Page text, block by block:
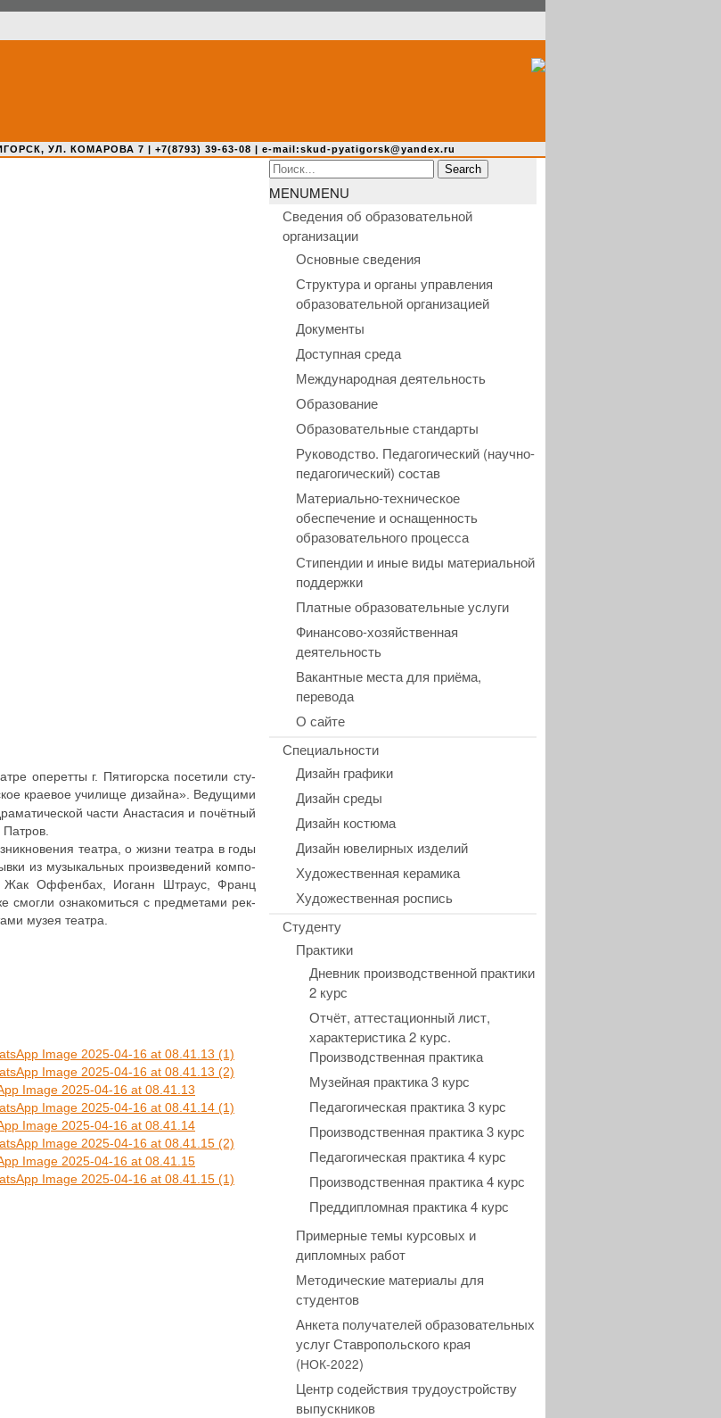
УЛ. КОМАРОВА 7 | +7(8793) 39-63-08 | e-mail:skud-pyatigorsk@yandex.ru
опе­рет­ты г. Пяти­гор­ска посе­ти­ли сту­
краевое училище дизайна». Веду­щи­ми
части Ана­ста­сия и почёт­ный
театра, о жизни театра в годы
из музы­каль­ных про­из­ве­де­ний ком­по­
Жак Оффен­бах, Иоганн Штраус, Франц
смогли озна­ко­мить­ся с пред­ме­та­ми рек­
музея театра.
Image 2025-04-16 at 08.41.13 (1)
Image 2025-04-16 at 08.41.13 (2)
Image 2025-04-16 at 08.41.13
Image 2025-04-16 at 08.41.14 (1)
Image 2025-04-16 at 08.41.14
Image 2025-04-16 at 08.41.15 (2)
Image 2025-04-16 at 08.41.15
Image 2025-04-16 at 08.41.15 (1)
Search
for:
MENUMENU
Сведения об образовательной
организации
Основные сведения
Структура и органы управления
образовательной организацией
Документы
Доступная среда
Международная деятельность
Образование
Образовательные стандарты
Руководство. Педагогический (научно-
педагогический) состав
Материально-техническое
обеспечение и оснащенность
образовательного процесса
Стипендии и иные виды материальной
поддержки
Платные образовательные услуги
Финансово-хозяйственная
деятельность
Вакантные места для приёма,
перевода
О сайте
Специальности
Дизайн графики
Дизайн среды
Дизайн костюма
Дизайн ювелирных изделий
Художественная керамика
Художественная роспись
Студенту
Практики
Дневник производственной практики
2 курс
Отчёт, аттестационный лист,
характеристика 2 курс.
Производственная практика
Музейная практика 3 курс
Педагогическая практика 3 курс
Производственная практика 3 курс
Педагогическая практика 4 курс
Производственная практика 4 курс
Преддипломная практика 4 курс
Примерные темы курсовых и
дипломных работ
Методические материалы для
студентов
Анкета получателей образовательных
услуг Ставропольского края
(НОК-2022)
Центр содействия трудоустройству
выпускников